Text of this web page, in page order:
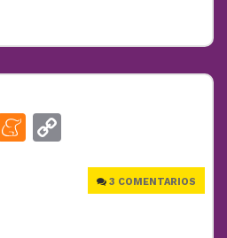
Meneame
3 COMENTARIOS